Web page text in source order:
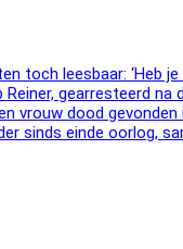
toch leesbaar: ‘Heb
gearresteerd na
vrouw dood
sinds einde oorlog,